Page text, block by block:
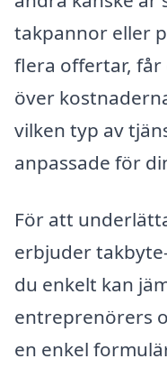
takpannor eller
flera offertar, får
över
vilken typ av
anpassade för
För att
erbjuder
du enkelt kan
entreprenörers
en enkel